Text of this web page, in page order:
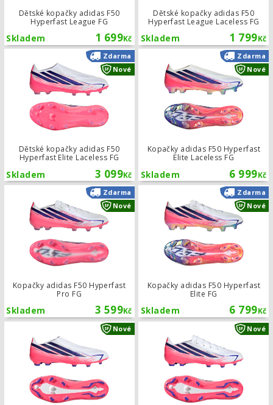
Dětské kopačky adidas F50
Hyperfast League FG
1 699Kč
Skladem
Dětské kopačky adidas F50
Hyperfast League Laceless FG
1 799Kč
Skladem
Dětské kopačky adidas F50
Hyperfast Elite Laceless FG
3 099Kč
Skladem
Zdarma
Nové
Dětské kopačky adidas F50
Kopačky adidas F50 Hyperfast
Elite Laceless FG
6 999Kč
Skladem
Zdarma
Nové
Kopačky adidas F50 Hyperfast
Pro FG
3 599Kč
Skladem
Zdarma
Nové
Kopačky adidas F50 Hyperfast Pro
Kopačky adidas F50 Hyperfast
Elite FG
6 799Kč
Skladem
Zdarma
Nové
Nové Kopačky adidas F50 HyperfastNové